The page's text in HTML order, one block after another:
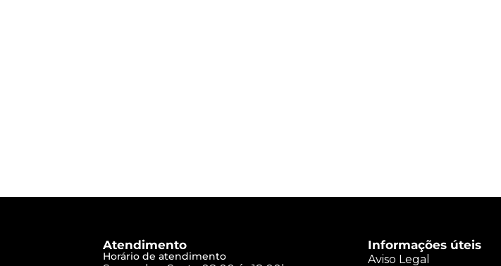
Atendimento
Horário de atendimento
Informações úteis
Aviso Legal